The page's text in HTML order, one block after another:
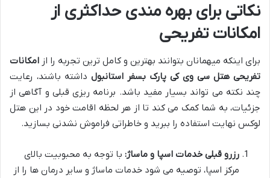
نکاتی برای بهره مندی حداکثری از
امکانات تفریحی
برای اینکه میهمانان بتوانند بهترین و کامل ترین تجربه را از امکانات
تفریحی هتل سی وی کی پارک بسفر استانبول داشته باشند، رعایت
چند نکته می تواند بسیار مفید باشد. برنامه ریزی قبلی و آگاهی از
جزئیات، به شما کمک می کند تا از هر لحظه اقامت خود در این هتل
لوکس نهایت استفاده را ببرید و خاطراتی فراموش نشدنی بسازید.
رزرو قبلی خدمات اسپا و ماساژ: با توجه به محبوبیت بالای
مرکز اسپا، توصیه می شود خدمات ماساژ و سایر درمان ها را از